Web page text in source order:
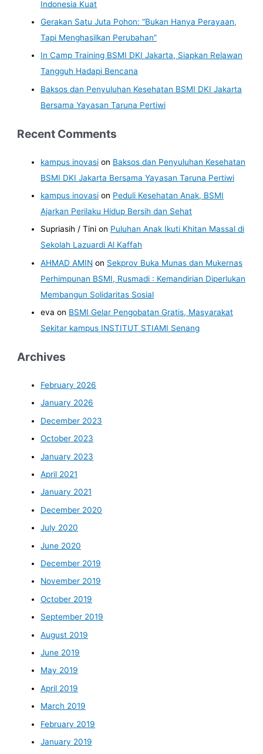
Indonesia Kuat
Gerakan Satu Juta Pohon: “Bukan Hanya Perayaan,
Tapi Menghasilkan Perubahan”
In Camp Training BSMI DKI Jakarta, Siapkan Relawan
Tangguh Hadapi Bencana
Baksos dan Penyuluhan Kesehatan BSMI DKI Jakarta
Bersama Yayasan Taruna Pertiwi
Recent Comments
kampus inovasi on Baksos dan Penyuluhan Kesehatan
BSMI DKI Jakarta Bersama Yayasan Taruna Pertiwi
kampus inovasi on Peduli Kesehatan Anak, BSMI
Ajarkan Perilaku Hidup Bersih dan Sehat
Supriasih / Tini on Puluhan Anak Ikuti Khitan Massal di
Sekolah Lazuardi Al Kaffah
AHMAD AMIN on Sekprov Buka Munas dan Mukernas
Perhimpunan BSMI, Rusmadi : Kemandirian Diperlukan
Membangun Solidaritas Sosial
eva on BSMI Gelar Pengobatan Gratis, Masyarakat
Sekitar kampus INSTITUT STIAMI Senang
Archives
February 2026
January 2026
December 2023
October 2023
January 2023
April 2021
January 2021
December 2020
July 2020
June 2020
December 2019
November 2019
October 2019
September 2019
August 2019
June 2019
May 2019
April 2019
March 2019
February 2019
January 2019